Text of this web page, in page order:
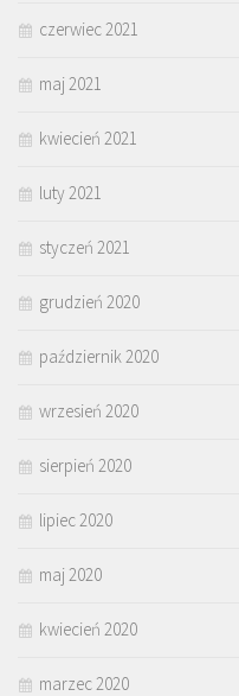
czerwiec 2021
maj 2021
kwiecień 2021
luty 2021
styczeń 2021
grudzień 2020
październik 2020
wrzesień 2020
sierpień 2020
lipiec 2020
maj 2020
kwiecień 2020
marzec 2020